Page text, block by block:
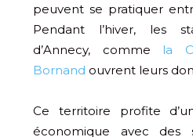
peuvent se pratiquer
Pendant l’hiver, les
d’Annecy, comme
la
Bornand ouvrent leurs
Ce territoire profite
économique avec des